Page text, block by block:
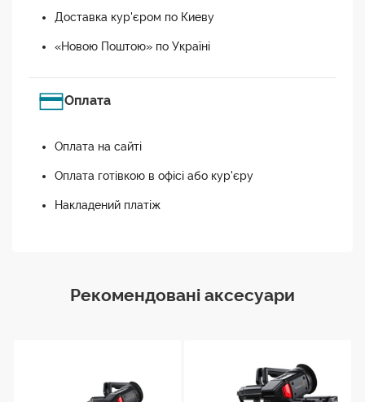
Доставка кур'єром по Киеву
«Новою Поштою» по Україні
Оплата
Оплата на сайті
Оплата готівкою в офісі або кур'єру
Накладений платіж
Рекомендовані аксесуари